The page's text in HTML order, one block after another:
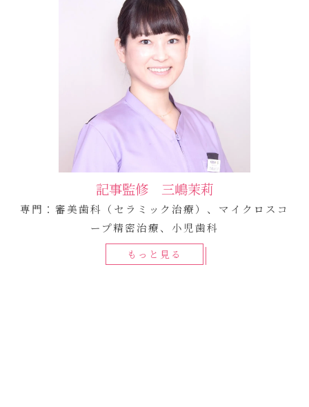
記事監修 三嶋茉莉
専門：審美歯科（セラミック治療）、マイクロスコ
ープ精密治療、小児歯科
もっと見る